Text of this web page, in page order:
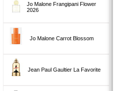
Jo Malone Frangipani Flower
2026
Jo Malone Carrot Blossom
Jean Paul Gaultier La Favorite